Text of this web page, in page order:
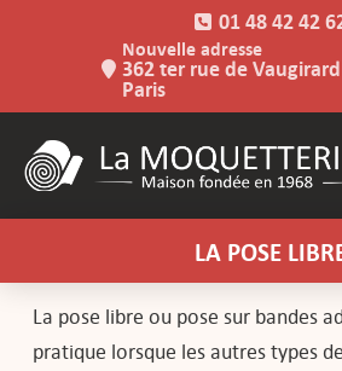
01 48 42 42
Nouvelle adresse
362 ter rue de
Paris
LA POSE
La pose libre ou pose sur bandes
pratique lorsque les autres types